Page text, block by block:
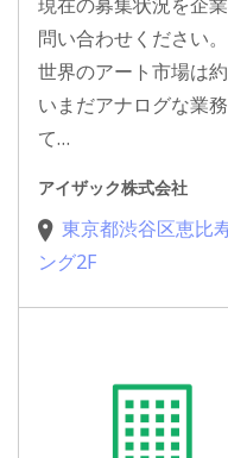
現在の募集状況を企
問い合わせください。
世界のアート市場は
いまだアナログな業
て…
アイザック株式会社
東京都渋谷区恵比
ング2F